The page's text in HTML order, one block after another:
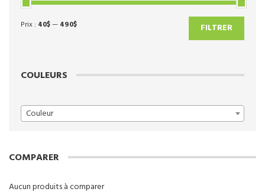
FILTRER
Prix : 40$— 490$
COULEURS
Couleur
COMPARER
Aucun produits à comparer